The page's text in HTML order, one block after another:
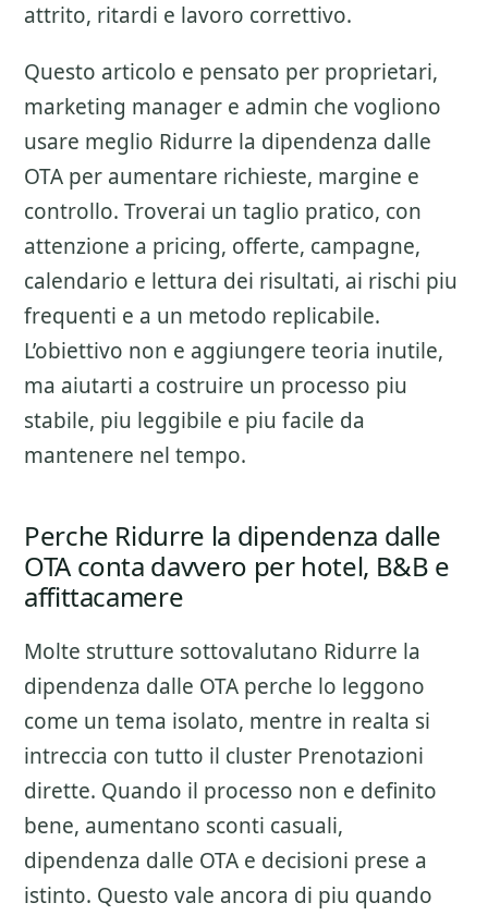
attrito, ritardi e lavoro correttivo.
Questo articolo e pensato per proprietari,
marketing manager e admin che vogliono
usare meglio Ridurre la dipendenza dalle
OTA per aumentare richieste, margine e
controllo. Troverai un taglio pratico, con
attenzione a pricing, offerte, campagne,
calendario e lettura dei risultati, ai rischi piu
frequenti e a un metodo replicabile.
L’obiettivo non e aggiungere teoria inutile,
ma aiutarti a costruire un processo piu
stabile, piu leggibile e piu facile da
mantenere nel tempo.
Perche Ridurre la dipendenza dalle
OTA conta davvero per hotel, B&B e
affittacamere
Molte strutture sottovalutano Ridurre la
dipendenza dalle OTA perche lo leggono
come un tema isolato, mentre in realta si
intreccia con tutto il cluster Prenotazioni
dirette. Quando il processo non e definito
bene, aumentano sconti casuali,
dipendenza dalle OTA e decisioni prese a
istinto. Questo vale ancora di piu quando